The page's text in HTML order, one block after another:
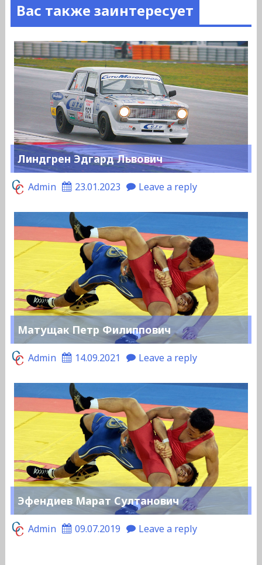
Вас также заинтересует
Линдгрен Эдгард Львович
Admin 23.01.2023 Leave a reply
Матущак Петр Филиппович
Admin 14.09.2021 Leave a reply
Эфендиев Марат Султанович
Admin 09.07.2019 Leave a reply